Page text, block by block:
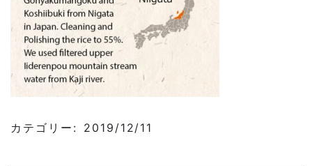
カテゴリー: 2019/12/11